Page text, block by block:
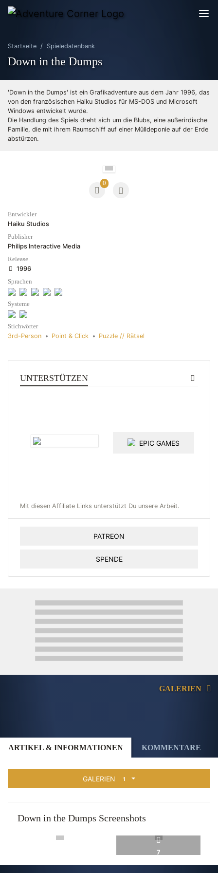
Startseite Spieledatenbank
Down in the Dumps
'Down in the Dumps' ist ein Grafikadventure aus dem Jahr 1996, das
von den französischen Haiku Studios für MS-DOS und Microsoft
Windows entwickelt wurde.
Die Handlung des Spiels dreht sich um die Blubs, eine außerirdische
Familie, die mit ihrem Raumschiff auf einer Mülldeponie auf der Erde
abstürzen.
0
Entwickler
Haiku Studios
Publisher
Philips Interactive Media
Release
1996
Sprachen
Systeme
Stichwörter
3rd-Person • Point & Click • Puzzle // Rätsel
UNTERSTÜTZEN
EPIC GAMES
Mit diesen Affiliate Links unterstützt Du unsere Arbeit.
PATREON
SPENDE
GALERIEN
ARTIKEL & INFORMATIONEN KOMMENTARE
Down in the Dumps Screenshots
7
GALERIEN 1